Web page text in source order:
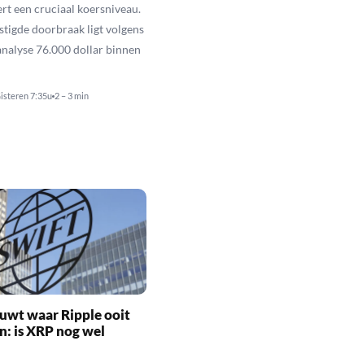
een cruciaal koersniveau.
doorbraak ligt volgens
76.000 dollar binnen
7:35u 2 – 3 min
waar Ripple ooit
is XRP nog wel